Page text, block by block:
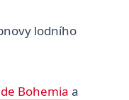
lodního
Bohemia a